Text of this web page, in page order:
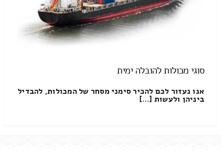
סוגי מכולות להובלה ימית
אנו נעזור לכם להכיר סימני מסחר של המכולות, להבדיל
ביניהן ולעשות […]